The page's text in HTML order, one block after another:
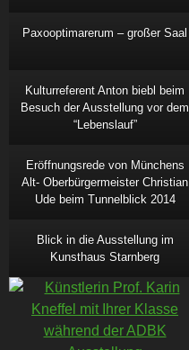
Paxooptimarerum – großer Saal
Kulturreferent Anton biebl beim
Besuch der Ausstellung vor dem
“Lebenslauf”
Eröffnungsrede von Münchens
Alt- Oberbürgermeister Christian
Ude beim Tunnelblick 2014
Blick in die Ausstellung im
Kunsthaus Starnberg